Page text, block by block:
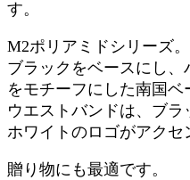
す。
M2ポリアミドシリーズ。
ブラックをベースにし
をモチーフにした南国ベ
ウエストバンドは、ブ
ホワイトのロゴがアクセ
贈り物にも最適です。